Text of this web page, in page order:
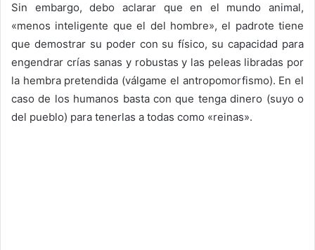
Sin embargo, debo aclarar que en el mundo animal,
«menos inteligente que el del hombre», el padrote tiene
que demostrar su poder con su físico, su capacidad para
engendrar crías sanas y robustas y las peleas libradas por
la hembra pretendida (válgame el antropomorfismo). En el
caso de los humanos basta con que tenga dinero (suyo o
del pueblo) para tenerlas a todas como «reinas».